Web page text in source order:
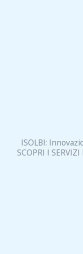
ISOLBI:
SCOPRI I